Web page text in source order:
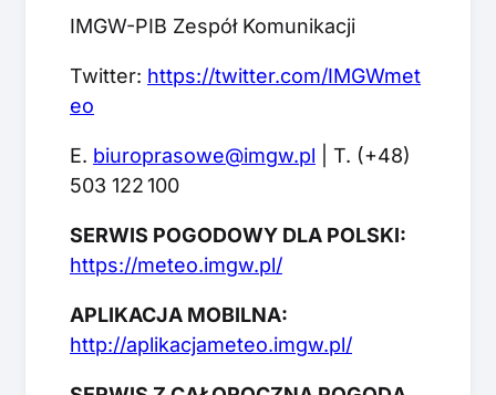
IMGW-PIB Zespół Komunikacji
Twitter: https://twitter.com/IMGWmet
eo
E. biuroprasowe@imgw.pl | T. (+48)
503 122 100
SERWIS POGODOWY DLA POLSKI:
https://meteo.imgw.pl/
APLIKACJA MOBILNA:
http://aplikacjameteo.imgw.pl/